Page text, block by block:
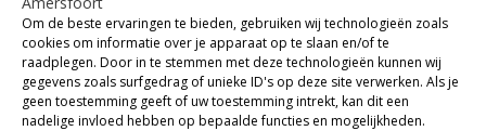
Om de beste ervaringen te bieden, gebruiken wij technologieën zoals
cookies om informatie over je apparaat op te slaan en/of te
raadplegen. Door in te stemmen met deze technologieën kunnen wij
gegevens zoals surfgedrag of unieke ID's op deze site verwerken. Als je
geen toestemming geeft of uw toestemming intrekt, kan dit een
nadelige invloed hebben op bepaalde functies en mogelijkheden.
Achternaam*
E-mailadres*